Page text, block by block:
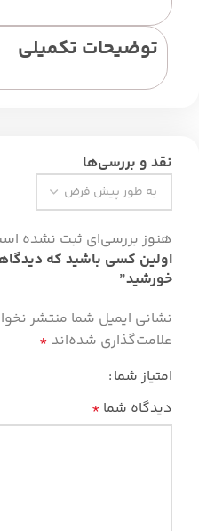
توضیحات تکمیلی
نقد و بررسی‌ها
هنوز بررسی‌ای ثبت نشده
اولین کسی باشید که
خورشید”
نشانی ایمیل شما منتشر
علامت‌گذاری شده‌اند *
امتیاز شما
دیدگاه شما *